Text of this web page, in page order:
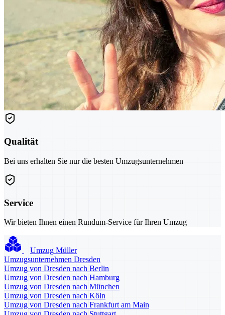
Qualität
Bei uns erhalten Sie nur die besten Umzugsunternehmen
Service
Wir bieten Ihnen einen Rundum-Service für Ihren Umzug
Umzug Müller
Umzugsunternehmen Dresden
Umzug von Dresden nach Berlin
Umzug von Dresden nach Hamburg
Umzug von Dresden nach München
Umzug von Dresden nach Köln
Umzug von Dresden nach Frankfurt am Main